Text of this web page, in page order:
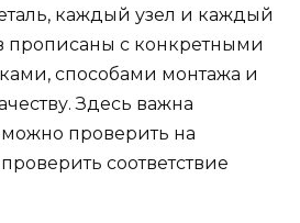
каждый узел и каждый
прописаны с конкретными
способами монтажа и
Здесь важна
можно проверить на
соответствие